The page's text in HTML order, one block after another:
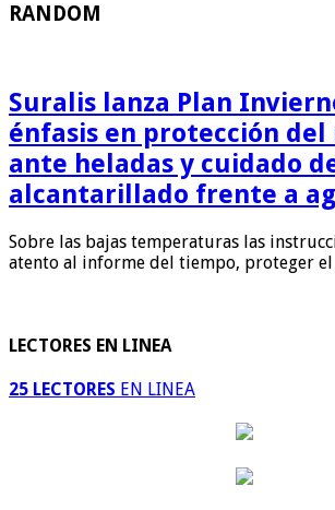
RANDOM
Suralis lanza Plan
énfasis en protección del
ante heladas y cuidado
alcantarillado frente a
Sobre las bajas temperaturas las
atento al informe del tiempo, proteger
LECTORES EN LINEA
25 LECTORES EN LINEA